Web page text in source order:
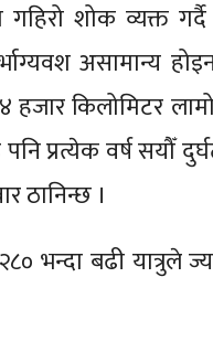
शोक व्यक्त गर्दै
असामान्य
किलोमिटर लामो
प्रत्येक वर्ष सयौँ
ठानिन्छ ।
भन्दा बढी यात्रुले